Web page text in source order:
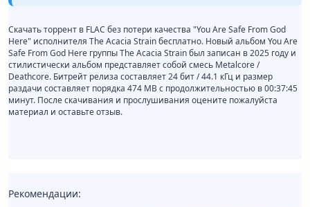
Скачать торрент в FLAC без потери качества "You Are Safe From God
Here" исполнителя The Acacia Strain бесплатно. Новый альбом You Are
Safe From God Here группы The Acacia Strain был записан в 2025 году и
стилистически альбом представляет собой смесь Metalcore /
Deathcore. Битрейт релиза составляет 24 бит / 44.1 кГц и размер
раздачи составляет порядка 474 MB с продолжительностью в 00:37:45
минут. После скачивания и прослушивания оцените пожалуйста
материал и оставьте отзыв.
Рекомендации: